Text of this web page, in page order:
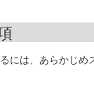
には、あらかじ